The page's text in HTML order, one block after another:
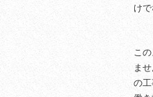
け
こ
ま
の